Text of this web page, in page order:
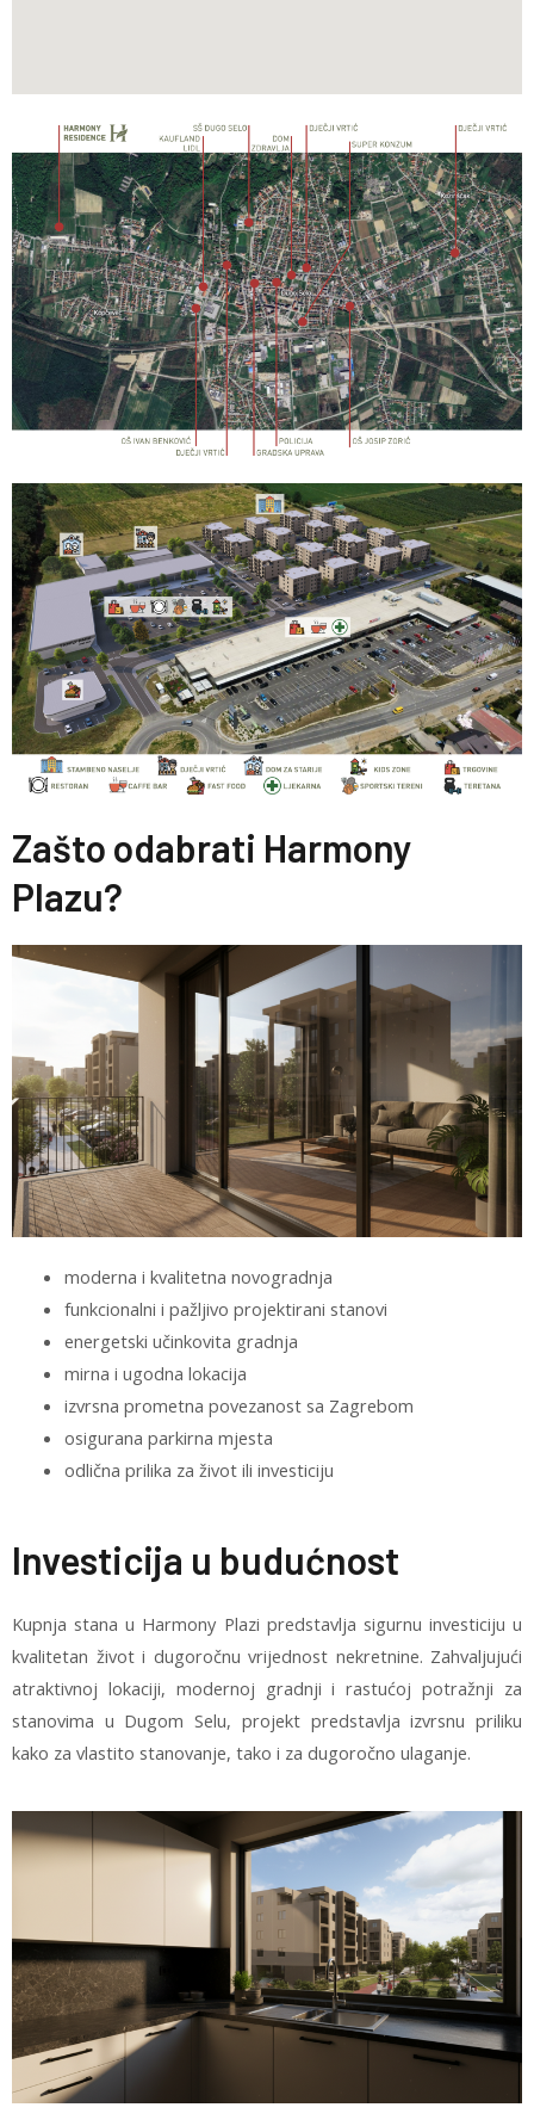
Zašto odabrati Harmony
Plazu?
moderna i kvalitetna novogradnja
funkcionalni i pažljivo projektirani stanovi
energetski učinkovita gradnja
mirna i ugodna lokacija
izvrsna prometna povezanost sa Zagrebom
osigurana parkirna mjesta
odlična prilika za život ili investiciju
Investicija u budućnost
Kupnja stana u Harmony Plazi predstavlja sigurnu investiciju u
kvalitetan život i dugoročnu vrijednost nekretnine. Zahvaljujući
atraktivnoj lokaciji, modernoj gradnji i rastućoj potražnji za
stanovima u Dugom Selu, projekt predstavlja izvrsnu priliku
kako za vlastito stanovanje, tako i za dugoročno ulaganje.